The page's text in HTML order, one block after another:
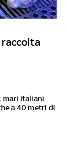
raccolta
mari italiani
a 40 metri di